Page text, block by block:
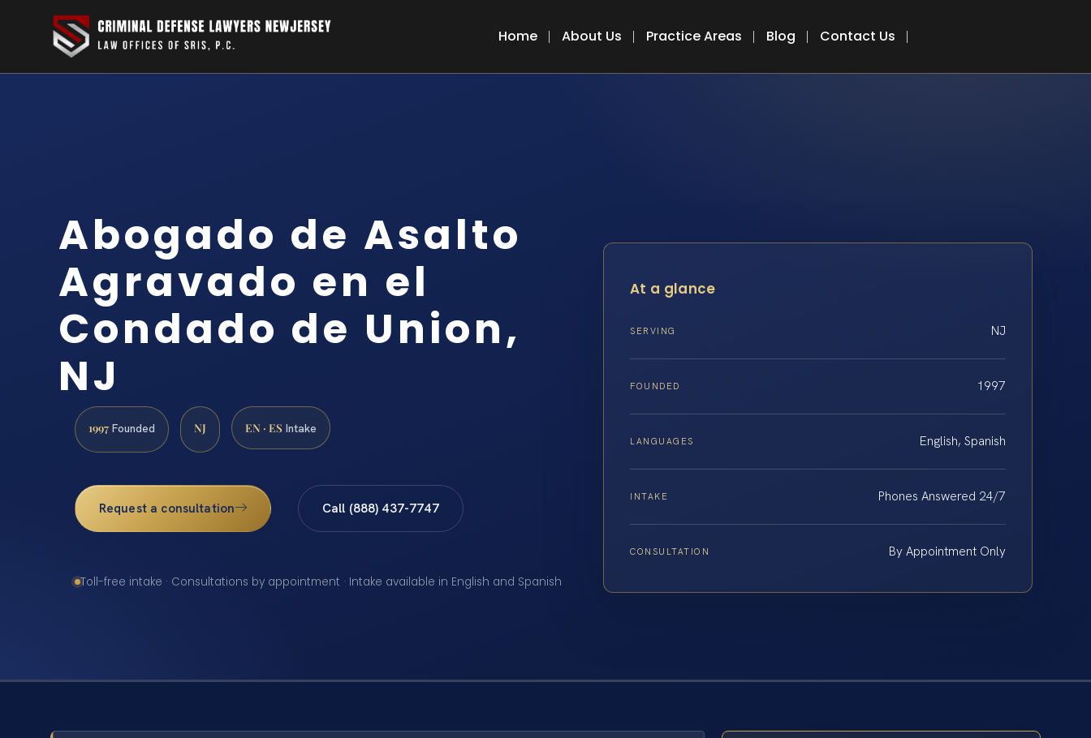
Home About Us Practice Areas Blog Contact Us
Abogado de Asalto
Agravado en el
Condado de Union,
NJ
1997 Founded NJ EN · ES Intake
Request a consultation Call (888) 437-7747
Toll-free intake · Consultations by appointment · Intake available in English and Spanish
At a glance
SERVING NJ
FOUNDED 1997
LANGUAGES English, Spanish
INTAKE Phones Answered 24/7
CONSULTATION By Appointment Only